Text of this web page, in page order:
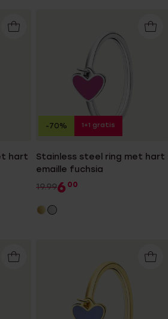
hart
Stainless steel ring met hart
emaille fuchsia
19.996 00
-70% 1+1 gratis